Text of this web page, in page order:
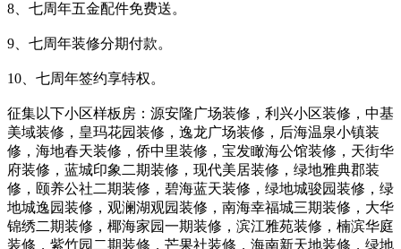
8、七周年五金配件免费送。
9、七周年装修分期付款。
10、七周年签约享特权。
征集以下小区样板房：源安隆广场装修，利兴小区装修，中基
美域装修，皇玛花园装修，逸龙广场装修，后海温泉小镇装
修，海地春天装修，侨中里装修，宝发瞰海公馆装修，天街华
府装修，蓝城印象二期装修，现代美居装修，绿地雅典郡装
修，颐养公社二期装修，碧海蓝天装修，绿地城骏园装修，绿
地城逸园装修，观澜湖观园装修，南海幸福城三期装修，大华
锦绣二期装修，椰海家园一期装修，滨江雅苑装修，楠滨华庭
装修，紫竹园二期装修，芒果社装修，海南新天地装修，绿地